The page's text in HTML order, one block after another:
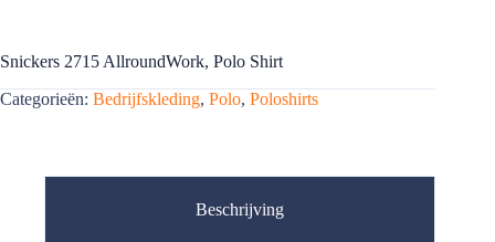
Snickers 2715 AllroundWork, Polo Shirt
Categorieën: Bedrijfskleding, Polo, Poloshirts
Beschrijving